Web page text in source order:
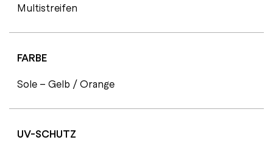
Multistreifen
FARBE
Sole – Gelb / Orange
UV-SCHUTZ